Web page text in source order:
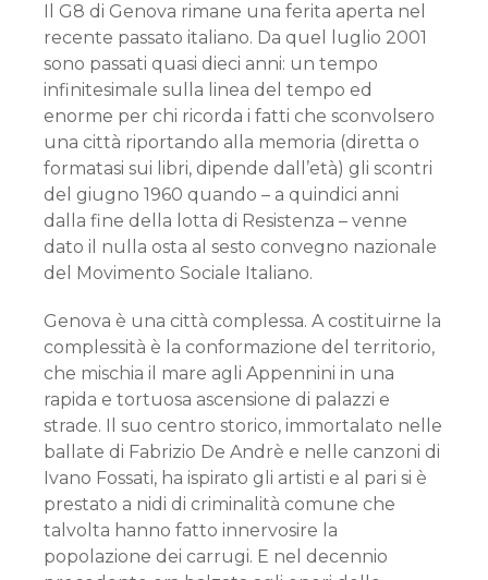
Il G8 di Genova rimane una ferita aperta nel
recente passato italiano. Da quel luglio 2001
sono passati quasi dieci anni: un tempo
infinitesimale sulla linea del tempo ed
enorme per chi ricorda i fatti che sconvolsero
una città riportando alla memoria (diretta o
formatasi sui libri, dipende dall’età) gli scontri
del giugno 1960 quando – a quindici anni
dalla fine della lotta di Resistenza – venne
dato il nulla osta al sesto convegno nazionale
del Movimento Sociale Italiano.
Genova è una città complessa. A costituirne la
complessità è la conformazione del territorio,
che mischia il mare agli Appennini in una
rapida e tortuosa ascensione di palazzi e
strade. Il suo centro storico, immortalato nelle
ballate di Fabrizio De Andrè e nelle canzoni di
Ivano Fossati, ha ispirato gli artisti e al pari si è
prestato a nidi di criminalità comune che
talvolta hanno fatto innervosire la
popolazione dei carrugi. E nel decennio